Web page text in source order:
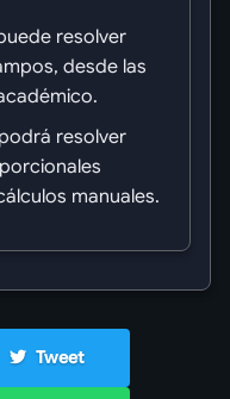
resolver
desde las
resolver
manuales.
Tweet